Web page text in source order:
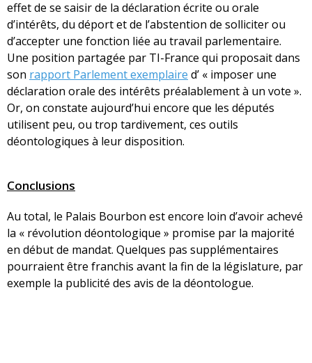
effet de se saisir de la déclaration écrite ou orale
d’intérêts, du déport et de l’abstention de solliciter ou
d’accepter une fonction liée au travail parlementaire.
Une position partagée par TI-France qui proposait dans
son rapport Parlement exemplaire d’ « imposer une
déclaration orale des intérêts préalablement à un vote ».
Or, on constate aujourd’hui encore que les députés
utilisent peu, ou trop tardivement, ces outils
déontologiques à leur disposition.
Conclusions
Au total, le Palais Bourbon est encore loin d’avoir achevé
la « révolution déontologique » promise par la majorité
en début de mandat. Quelques pas supplémentaires
pourraient être franchis avant la fin de la législature, par
exemple la publicité des avis de la déontologue.